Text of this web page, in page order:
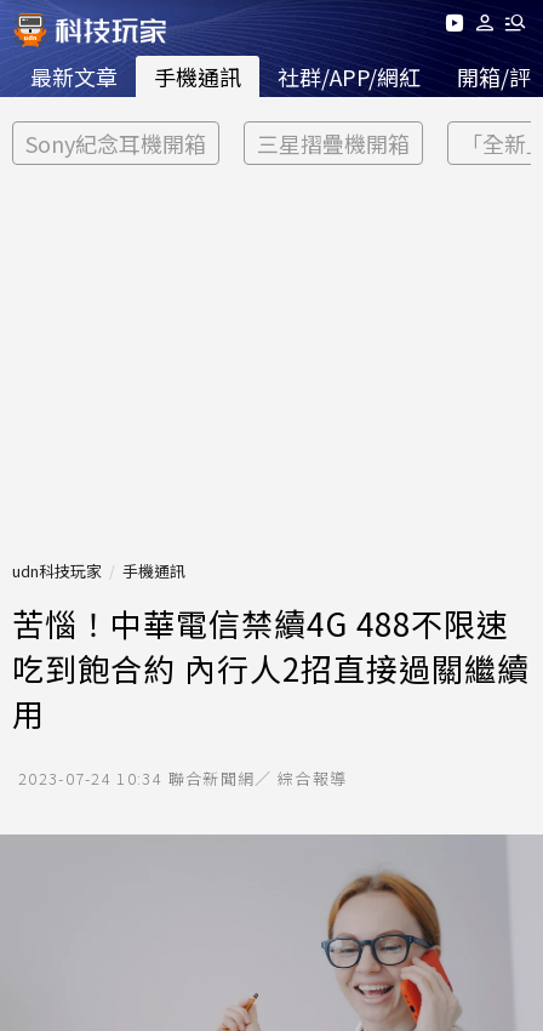
最新文章 手機通訊 社群/APP/網紅 開箱/評
Sony紀念耳機開箱 三星摺疊機開箱 「全新
udn科技玩家 手機通訊
苦惱！中華電信禁續4G 488不限速
吃到飽合約 內行人2招直接過關繼續
用
2023-07-24 10:34 聯合新聞網／ 綜合報導